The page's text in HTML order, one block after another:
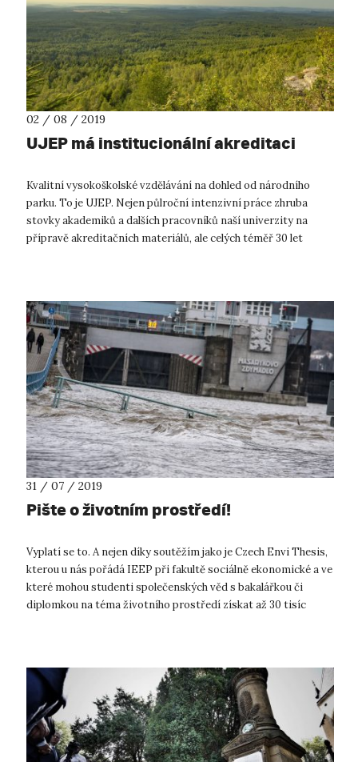
02 / 08 / 2019
UJEP má institucionální akreditaci
Kvalitní vysokoškolské vzdělávání na dohled od národního
parku. To je UJEP. Nejen půlroční intenzivní práce zhruba
stovky akademiků a dalších pracovníků naší univerzity na
přípravě akreditačních materiálů, ale celých téměř 30 let
31 / 07 / 2019
Pište o životním prostředí!
Vyplatí se to. A nejen díky soutěžím jako je Czech Envi Thesis,
kterou u nás pořádá IEEP při fakultě sociálně ekonomické a ve
které mohou studenti společenských věd s bakalářkou či
diplomkou na téma životního prostředí získat až 30 tisíc